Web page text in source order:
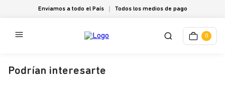
Enviamos a todo el País Todos los medios de pago
0
Podrían interesarte